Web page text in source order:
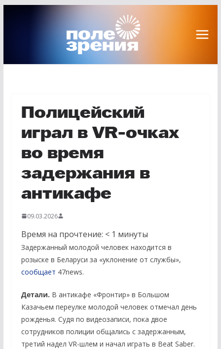
Полицейский
играл в VR-очках
во время
задержания в
антикафе
09.03.2026
Время на прочтение: < 1 минуты
Задержанный молодой человек находится в
розыске в Беларуси за «уклонение от службы»,
сообщает 47news.
Детали. В антикафе «Фронтир» в Большом
Казачьем переулке молодой человек отмечал день
рожденья. Судя по видеозаписи, пока двое
сотрудников полиции общались с задержанным,
третий надел VR-шлем и начал играть в Beat Saber.